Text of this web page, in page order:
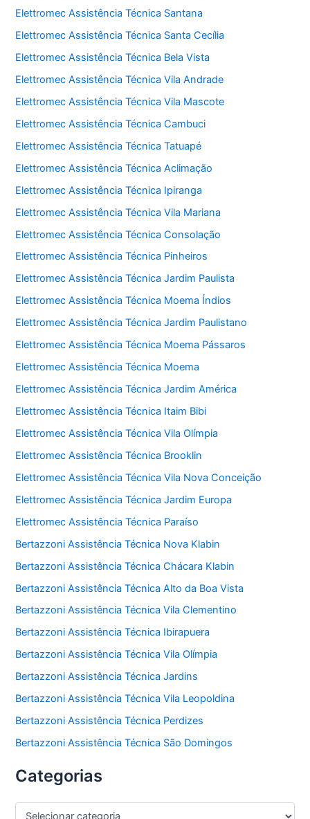
Elettromec Assistência Técnica Santana
Elettromec Assistência Técnica Santa Cecília
Elettromec Assistência Técnica Bela Vista
Elettromec Assistência Técnica Vila Andrade
Elettromec Assistência Técnica Vila Mascote
Elettromec Assistência Técnica Cambuci
Elettromec Assistência Técnica Tatuapé
Elettromec Assistência Técnica Aclimação
Elettromec Assistência Técnica Ipiranga
Elettromec Assistência Técnica Vila Mariana
Elettromec Assistência Técnica Consolação
Elettromec Assistência Técnica Pinheiros
Elettromec Assistência Técnica Jardim Paulista
Elettromec Assistência Técnica Moema Índios
Elettromec Assistência Técnica Jardim Paulistano
Elettromec Assistência Técnica Moema Pássaros
Elettromec Assistência Técnica Moema
Elettromec Assistência Técnica Jardim América
Elettromec Assistência Técnica Itaim Bibi
Elettromec Assistência Técnica Vila Olímpia
Elettromec Assistência Técnica Brooklin
Elettromec Assistência Técnica Vila Nova Conceição
Elettromec Assistência Técnica Jardim Europa
Elettromec Assistência Técnica Paraíso
Bertazzoni Assistência Técnica Nova Klabin
Bertazzoni Assistência Técnica Chácara Klabin
Bertazzoni Assistência Técnica Alto da Boa Vista
Bertazzoni Assistência Técnica Vila Clementino
Bertazzoni Assistência Técnica Ibirapuera
Bertazzoni Assistência Técnica Vila Olímpia
Bertazzoni Assistência Técnica Jardins
Bertazzoni Assistência Técnica Vila Leopoldina
Bertazzoni Assistência Técnica Perdizes
Bertazzoni Assistência Técnica São Domingos
Categorias
C